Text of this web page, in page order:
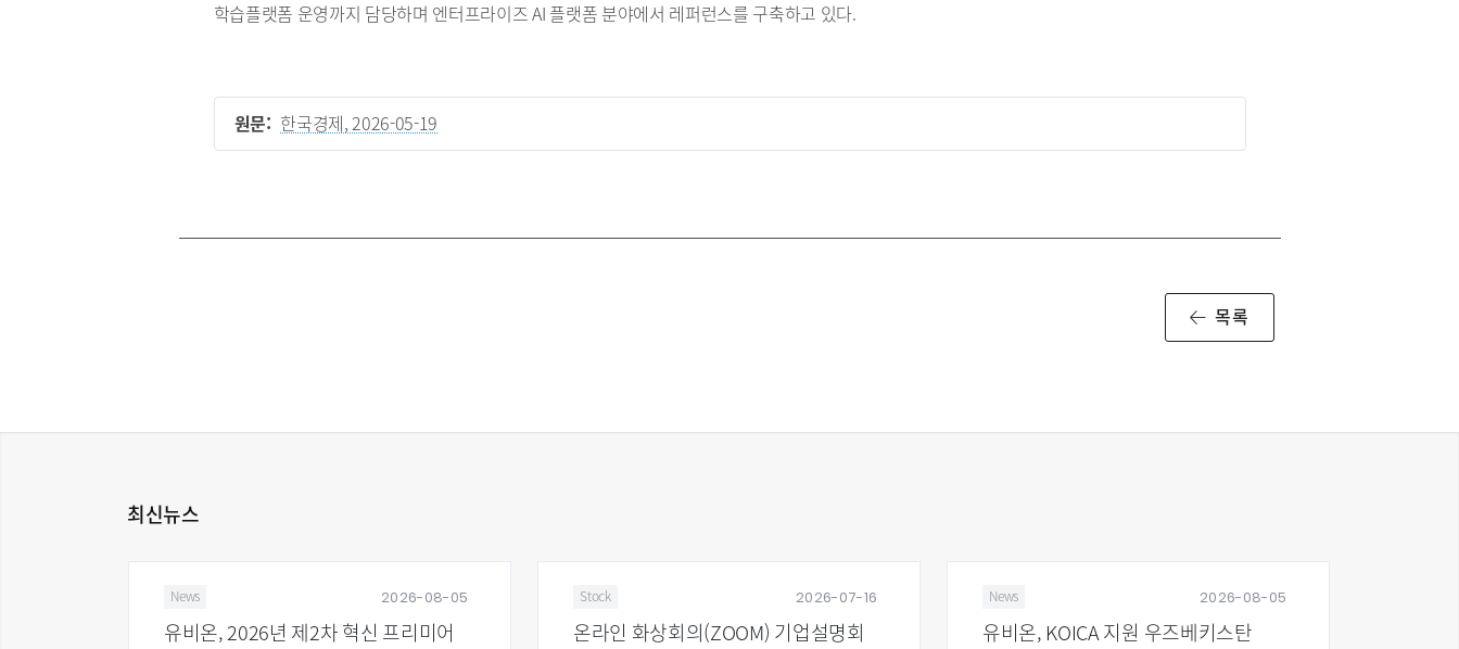
학습플랫폼 운영까지 담당하며 엔터프라이즈 AI 플랫폼 분야에서 레퍼런스를 구축하고 있다.
원문: 한국경제, 2026-05-19
목록
최신뉴스
2026-08-05
News
유비온, 2026년 제2차 혁신 프리미어
2026-07-16
Stock
온라인 화상회의(ZOOM) 기업설명회
2026-08-05
News
유비온, KOICA 지원 우즈베키스탄